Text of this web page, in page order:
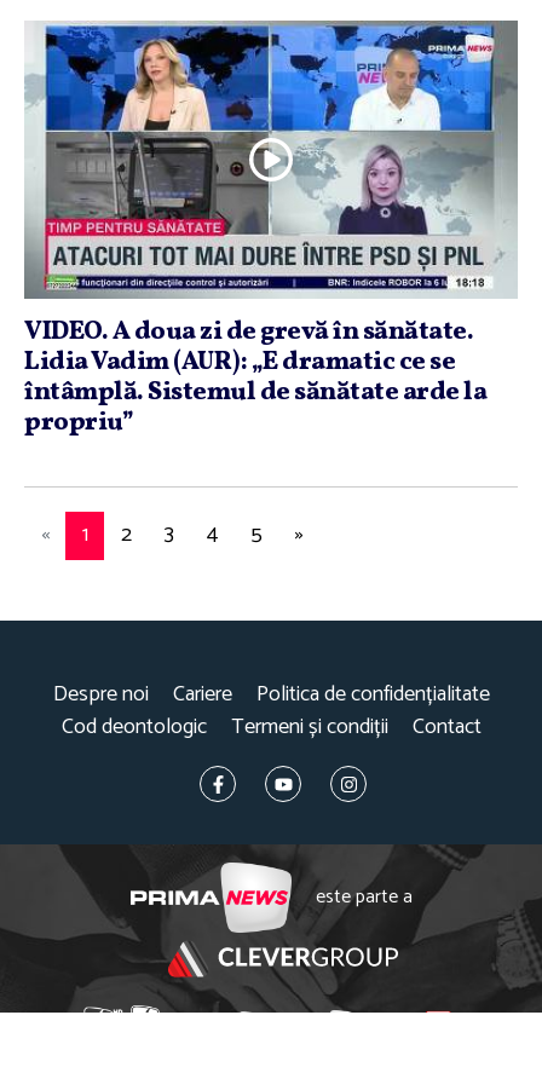
VIDEO. A doua zi de grevă în sănătate.
Lidia Vadim (AUR): „E dramatic ce se
întâmplă. Sistemul de sănătate arde la
propriu”
« 1 2 3 4 5 »
Despre noi Cariere
Politica de confidențialitate
Cod deontologic
Termeni și condiții Contact
este parte a